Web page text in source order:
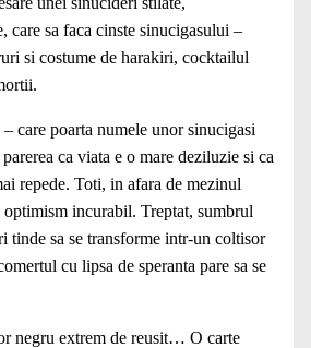
care sa faca cinste sinucigasului –
si costume de harakiri, cocktailul
care poarta numele unor sinucigasi
ca viata e o mare deziluzie si ca
repede. Toti, in afara de mezinul
optimism incurabil. Treptat, sumbrul
tinde sa se transforme intr-un coltisor
cu lipsa de speranta pare sa se
negru extrem de reusit… O carte